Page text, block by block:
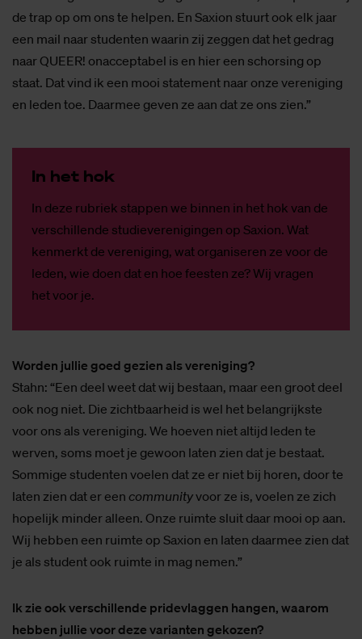
de trap op om ons te helpen. En Saxion stuurt ook elk jaar
een mail naar studenten waarin zij zeggen dat het gedrag
naar QUEER! onacceptabel is en hier een schorsing op
staat. Dat vind ik een mooi statement naar onze vereniging
en leden toe. Daarmee geven ze aan dat ze ons zien.”
In het hok
In deze rubriek stappen we binnen in het hok van de
verschillende studieverenigingen op Saxion. Wat
kenmerkt de vereniging, wat organiseren ze voor de
leden, wie doen dat en hoe feesten ze? Wij vragen
het voor je.
Worden jullie goed gezien als vereniging?
Stahn: “Een deel weet dat wij bestaan, maar een groot deel
ook nog niet. Die zichtbaarheid is wel het belangrijkste
voor ons als vereniging. We hoeven niet altijd leden te
werven, soms moet je gewoon laten zien dat je bestaat.
Sommige studenten voelen dat ze er niet bij horen, door te
laten zien dat er een communityvoor ze is, voelen ze zich
hopelijk minder alleen. Onze ruimte sluit daar mooi op aan.
Wij hebben een ruimte op Saxion en laten daarmee zien dat
je als student ook ruimte in mag nemen.”
Ik zie ook verschillende pridevlaggen hangen, waarom
hebben jullie voor deze varianten gekozen?